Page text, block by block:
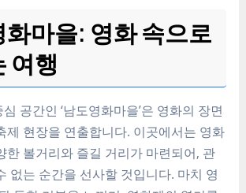
화마을: 영화 속으로
여행
공간인 ‘남도영화마을’은 영화의 장면
제 현장을 연출합니다. 이곳에서는 영화
한 볼거리와 즐길 거리가 마련되어, 관
없는 순간을 선사할 것입니다. 마치 영